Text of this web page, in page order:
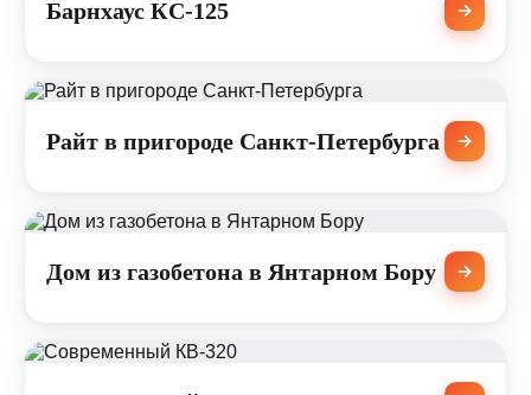
Барнхаус КС-125
Райт в пригороде Санкт-Петербурга
Дом из газобетона в Янтарном Бору